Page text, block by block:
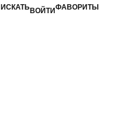
ИСКАТЬВОЙТИФАВОРИТЫ